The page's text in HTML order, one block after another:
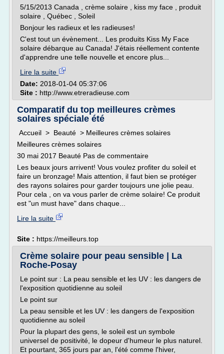
5/15/2013 Canada , crème solaire , kiss my face , produit
solaire , Québec , Soleil
Bonjour les radieux et les radieuses!
C'est tout un évènement... Les produits Kiss My Face
solaire débarque au Canada! J'étais réellement contente
d'apprendre une telle nouvelle et encore plus...
Lire la suite
Date: 2018-01-04 05:37:06
Site : http://www.etreradieuse.com
Comparatif du top meilleures crèmes
solaires spéciale été
Accueil > Beauté > Meilleures crèmes solaires
Meilleures crèmes solaires
30 mai 2017 Beauté Pas de commentaire
Les beaux jours arrivent! Vous voulez profiter du soleil et
faire un bronzage! Mais attention, il faut bien se protéger
des rayons solaires pour garder toujours une jolie peau.
Pour cela , on va vous parler de crème solaire! Ce produit
est "un must have" dans chaque...
Lire la suite
Site : https://meilleurs.top
Crème solaire pour peau sensible | La
Roche-Posay
Le point sur : La peau sensible et les UV : les dangers de
l'exposition quotidienne au soleil
Le point sur
La peau sensible et les UV : les dangers de l'exposition
quotidienne au soleil
Pour la plupart des gens, le soleil est un symbole
universel de positivité, le dopeur d'humeur le plus naturel.
Et pourtant, 365 jours par an, l'été comme l'hiver,